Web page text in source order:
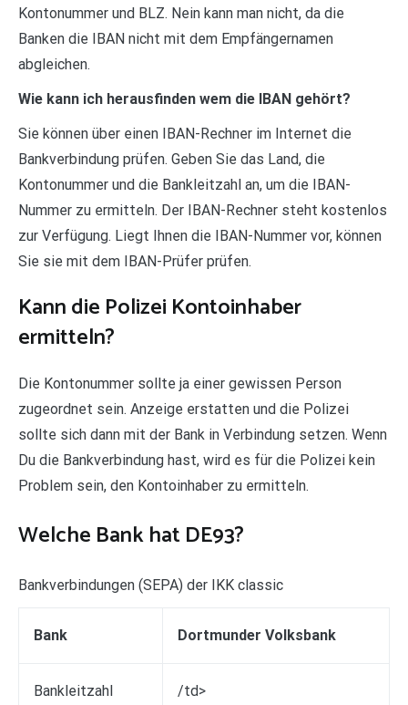
Kontonummer und BLZ. Nein kann man nicht, da die
Banken die IBAN nicht mit dem Empfängernamen
abgleichen.
Wie kann ich herausfinden wem die IBAN gehört?
Sie können über einen IBAN-Rechner im Internet die
Bankverbindung prüfen. Geben Sie das Land, die
Kontonummer und die Bankleitzahl an, um die IBAN-
Nummer zu ermitteln. Der IBAN-Rechner steht kostenlos
zur Verfügung. Liegt Ihnen die IBAN-Nummer vor, können
Sie sie mit dem IBAN-Prüfer prüfen.
Kann die Polizei Kontoinhaber
ermitteln?
Die Kontonummer sollte ja einer gewissen Person
zugeordnet sein. Anzeige erstatten und die Polizei
sollte sich dann mit der Bank in Verbindung setzen. Wenn
Du die Bankverbindung hast, wird es für die Polizei kein
Problem sein, den Kontoinhaber zu ermitteln.
Welche Bank hat DE93?
Bankverbindungen (SEPA) der IKK classic
Bank Dortmunder Volksbank
Bankleitzahl /td>